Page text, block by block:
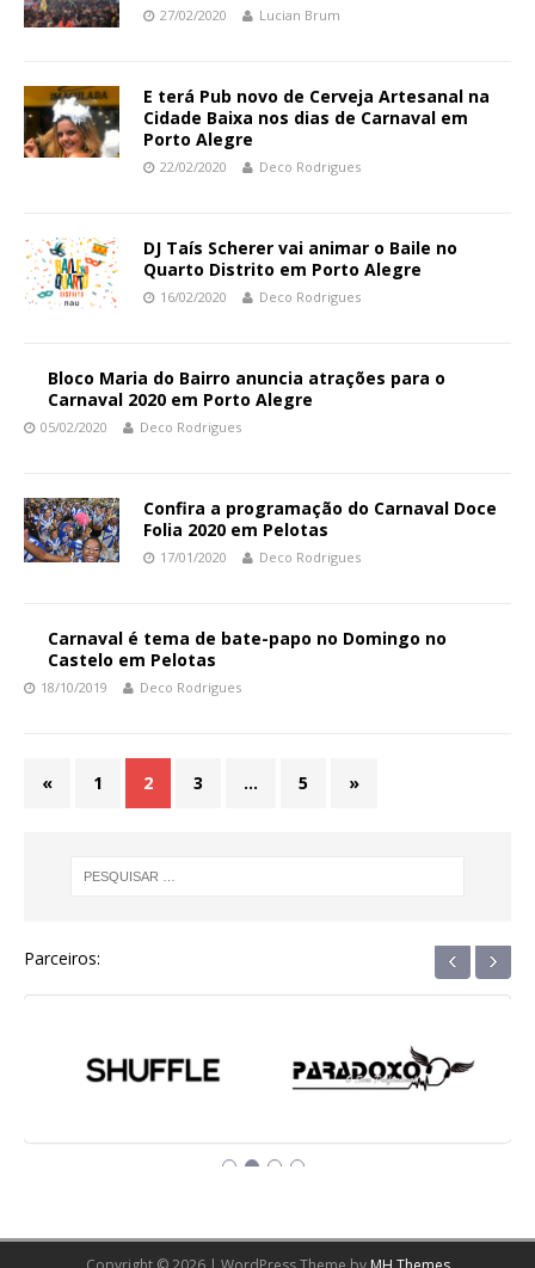
27/02/2020 Lucian Brum
E terá Pub novo de Cerveja Artesanal na
Cidade Baixa nos dias de Carnaval em
Porto Alegre
22/02/2020 Deco Rodrigues
DJ Taís Scherer vai animar o Baile no
Quarto Distrito em Porto Alegre
16/02/2020 Deco Rodrigues
Bloco Maria do Bairro anuncia atrações para o
Carnaval 2020 em Porto Alegre
05/02/2020 Deco Rodrigues
Confira a programação do Carnaval Doce
Folia 2020 em Pelotas
17/01/2020 Deco Rodrigues
Carnaval é tema de bate-papo no Domingo no
Castelo em Pelotas
18/10/2019 Deco Rodrigues
« 1 2 3 … 5 »
Parceiros: ‹ ›